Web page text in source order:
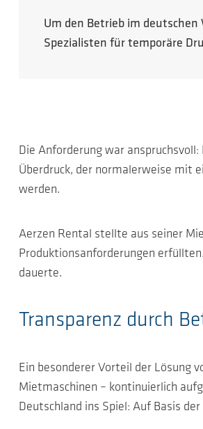
Um den Betrieb im
Spezialisten für temporäre
Die Anforderung war
Überdruck, der normalerweise mit
werden.
Aerzen Rental stellte aus seiner
Produktionsanforderungen
dauerte.
Transparenz durch
Ein besonderer Vorteil der Lösung
Mietmaschinen – kontinuierlich
Deutschland ins Spiel: Auf Basis